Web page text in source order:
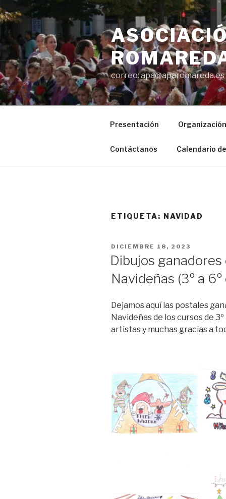
Saltar
al
contenido
correo: apa@aparomareda.es
Presentación Organización
Contáctanos Calendario
ETIQUETA: NAVIDAD
PUBLICADO
DICIEMBRE 18, 2023
Dibujos
Navideñas (3º a
Dejamos aquí las postales
Navideñas de los cursos de
artistas y muchas gracias a